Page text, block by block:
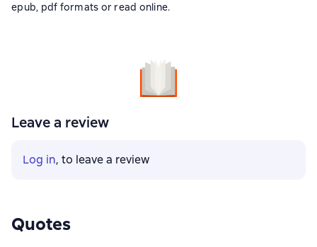
epub, pdf formats or read online.
Leave a review
Log in, to leave a review
Quotes